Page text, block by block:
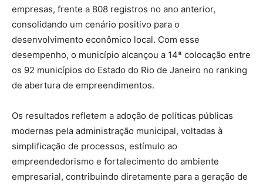
empresas, frente a 808 registros no ano anterior,
consolidando um cenário positivo para o
desenvolvimento econômico local. Com esse
desempenho, o município alcançou a 14ª colocação entre
os 92 municípios do Estado do Rio de Janeiro no ranking
de abertura de empreendimentos.
Os resultados refletem a adoção de políticas públicas
modernas pela administração municipal, voltadas à
simplificação de processos, estímulo ao
empreendedorismo e fortalecimento do ambiente
empresarial, contribuindo diretamente para a geração de